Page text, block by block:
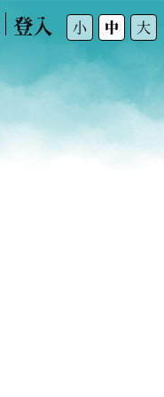
登入 小 中 大